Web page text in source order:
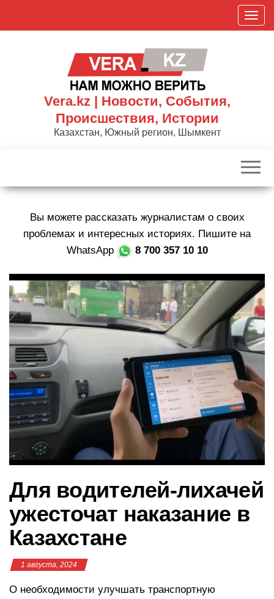
П
о
к
р
в
и
г
а
ц
и
ю
Vera.kz | Новости, События,
Происшествия, Истории
Казахстан, Южный регион, Шымкент
Вы можете рассказать журналистам о своих
проблемах и интересных историях. Пишите на
WhatsApp
8 700 357 10 10
Для водителей-лихачей
ужесточат наказание в
Казахстане
1 августа, 2024
О необходимости улучшать транспортную